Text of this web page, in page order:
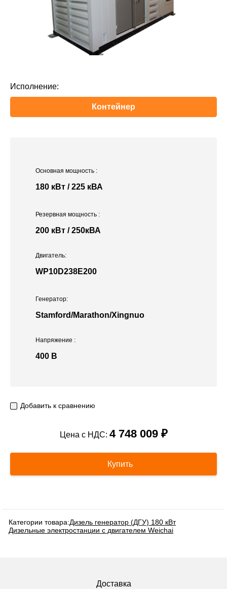
Исполнение:
Контейнер
Основная мощность :
180 кВт / 225 кВА
Двигатель:
WP10D238E200
Напряжение :
400 В
Резервная мощность :
200 кВт / 250кВА
Генератор:
Stamford/Marathon/Xingnuo
Добавить к сравнению
Цена с НДС: 4 748 009 ₽
Купить
Категории товара:Дизель генератор (ДГУ) 180 кВт
Дизельные электростанции с двигателем Weichai
Доставка